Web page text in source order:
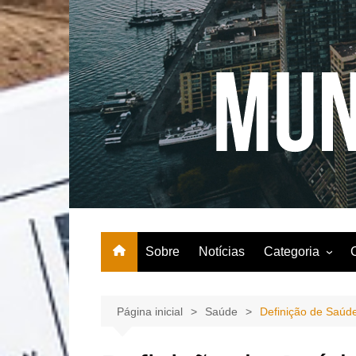
Ir
para
o
conteúdo
Sobre Notícias Categoria
Comida
Página inicial Saúde Definição de